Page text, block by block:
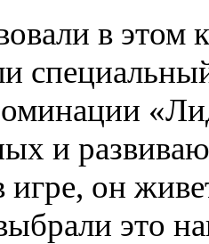
в этом
и
игре, он
это